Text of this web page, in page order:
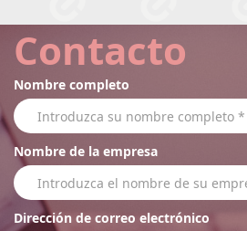
Contacto
Nombre completo
Nombre de la empresa
Dirección de correo electrónico